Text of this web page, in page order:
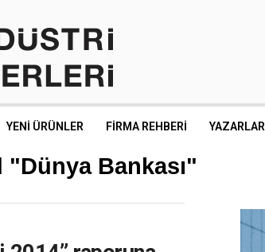
YENI ÜRÜNLER FIRMA REHBERI YAZARLAR
Bankası"